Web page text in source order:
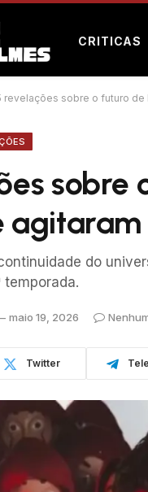
CRITICAS
revelações sobre o futuro de
sobre
agitaram
do
maio 19, 2026
Twitter